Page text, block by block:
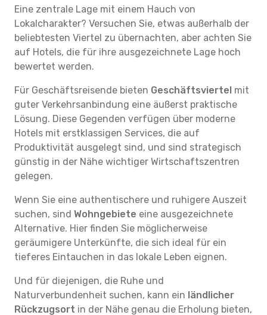
Eine zentrale Lage mit einem Hauch von
Lokalcharakter? Versuchen Sie, etwas außerhalb der
beliebtesten Viertel zu übernachten, aber achten Sie
auf Hotels, die für ihre ausgezeichnete Lage hoch
bewertet werden.
Für Geschäftsreisende bieten Geschäftsviertel mit
guter Verkehrsanbindung eine äußerst praktische
Lösung. Diese Gegenden verfügen über moderne
Hotels mit erstklassigen Services, die auf
Produktivität ausgelegt sind, und sind strategisch
günstig in der Nähe wichtiger Wirtschaftszentren
gelegen.
Wenn Sie eine authentischere und ruhigere Auszeit
suchen, sind Wohngebiete eine ausgezeichnete
Alternative. Hier finden Sie möglicherweise
geräumigere Unterkünfte, die sich ideal für ein
tieferes Eintauchen in das lokale Leben eignen.
Und für diejenigen, die Ruhe und
Naturverbundenheit suchen, kann ein ländlicher
Rückzugsort in der Nähe genau die Erholung bieten,